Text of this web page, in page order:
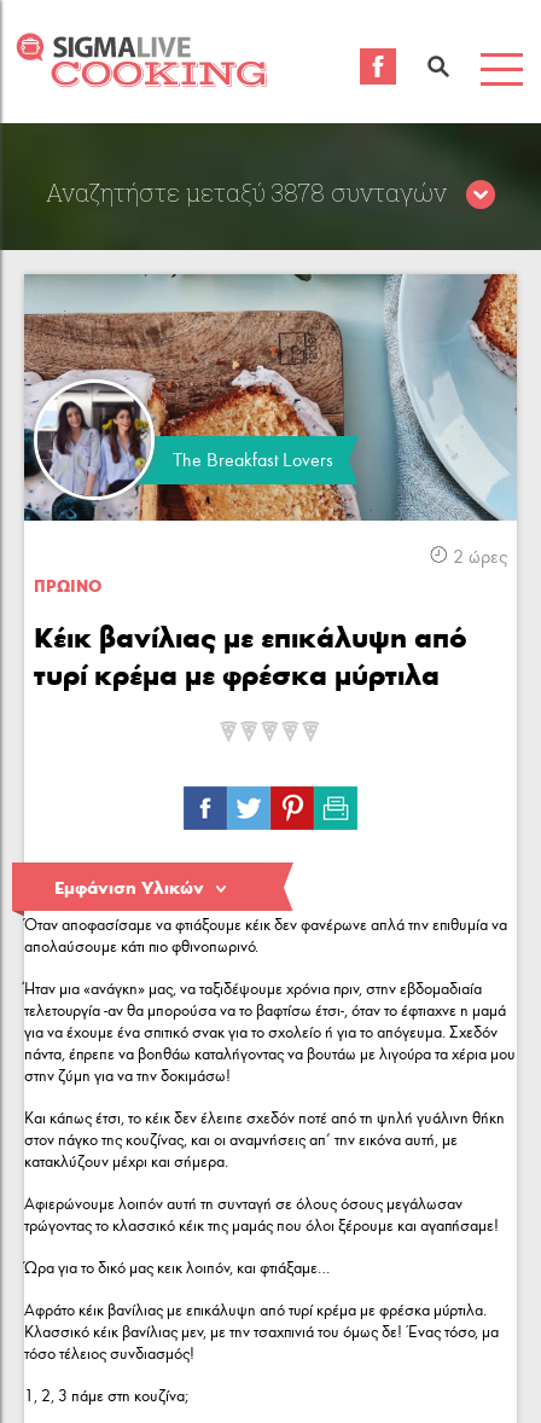
Αναζητήστε μεταξύ 3878 συνταγών
Περιορίστε τα αποτελέσματα αναζήτησης επιλέγοντας
κατηγορίες:
Θαλασσινά
Ζυμαρικά
The Breakfast Lovers
2 ώρες
ΠΡΩΙΝΟ
Κέικ βανίλιας με επικάλυψη από
τυρί κρέμα με φρέσκα μύρτιλα
Εμφάνιση Υλικών
ΕΙΣΑΓΩΓΉ:
Όταν αποφασίσαμε να φτιάξουμε κέικ δεν φανέρωνε απλά την επιθυμία να
απολαύσουμε κάτι πιο φθινοπωρινό.
Ήταν μια «ανάγκη» μας, να ταξιδέψουμε χρόνια πριν, στην εβδομαδιαία
τελετουργία -αν θα μπορούσα να το βαφτίσω έτσι-, όταν το έφτιαχνε η μαμά
για να έχουμε ένα σπιτικό σνακ για το σχολείο ή για το απόγευμα. Σχεδόν
πάντα, έπρεπε να βοηθάω καταλήγοντας να βουτάω με λιγούρα τα χέρια μου
στην ζύμη για να την δοκιμάσω!
Και κάπως έτσι, το κέικ δεν έλειπε σχεδόν ποτέ από τη ψηλή γυάλινη θήκη
στον πάγκο της κουζίνας, και οι αναμνήσεις απ’ την εικόνα αυτή, με
κατακλύζουν μέχρι και σήμερα.
Αφιερώνουμε λοιπόν αυτή τη συνταγή σε όλους όσους μεγάλωσαν
τρώγοντας το κλασσικό κέικ της μαμάς που όλοι ξέρουμε και αγαπήσαμε!
Ώρα για το δικό μας κεικ λοιπόν, και φτιάξαμε…
Aφράτο κέικ βανίλιας με επικάλυψη από τυρί κρέμα με φρέσκα μύρτιλα.
Κλασσικό κέικ βανίλιας μεν, με την τσαχπινιά του όμως δε! Ένας τόσο, μα
τόσο τέλειος συνδιασμός!
1, 2, 3 πάμε στη κουζίνα;